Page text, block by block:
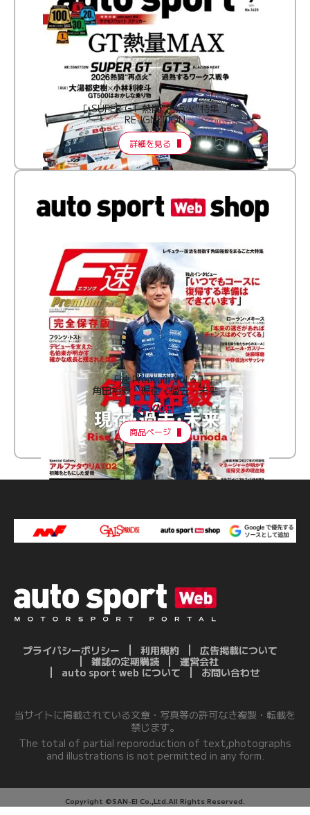
［ SUPER GT 熱闘“再点火”特集 ］
RE:IGNITION
詳細を見る
F速 Premium Vol.3
角田裕毅 現在・過去・未来
2,100円
商品ページ
プライバシーポリシー 利用規約
広告掲載について
雑誌の定期購読
運営会社
auto sport web について
お問い合わせ
当サイトに掲載されている文章・写真等の許可なき複製・転載を
禁じます。
The total of partial reporoduction of text,photographs
and illustrations is not permitted in any form.
Copyright ©SAN-EI Co.,Ltd.All Rights Reserved.